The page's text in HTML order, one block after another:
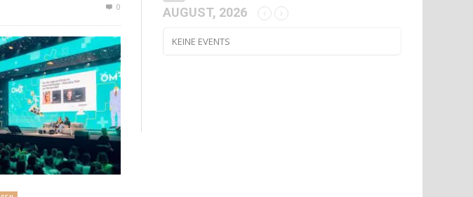
0 AUGUST, 2026
KEINE EVENTS